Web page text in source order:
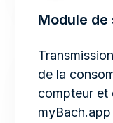
Module
de la
compteur et